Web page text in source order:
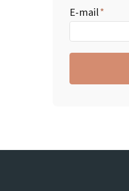
E-mail